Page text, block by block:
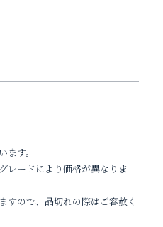
す。
レードにより価格が異なりま
ので、品切れの際はご容赦く